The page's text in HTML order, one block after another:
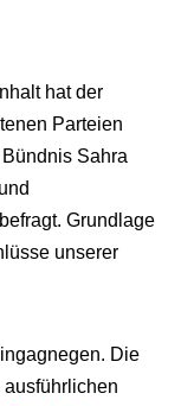
hat der
Parteien
Sahra
Grundlage
unserer
Die